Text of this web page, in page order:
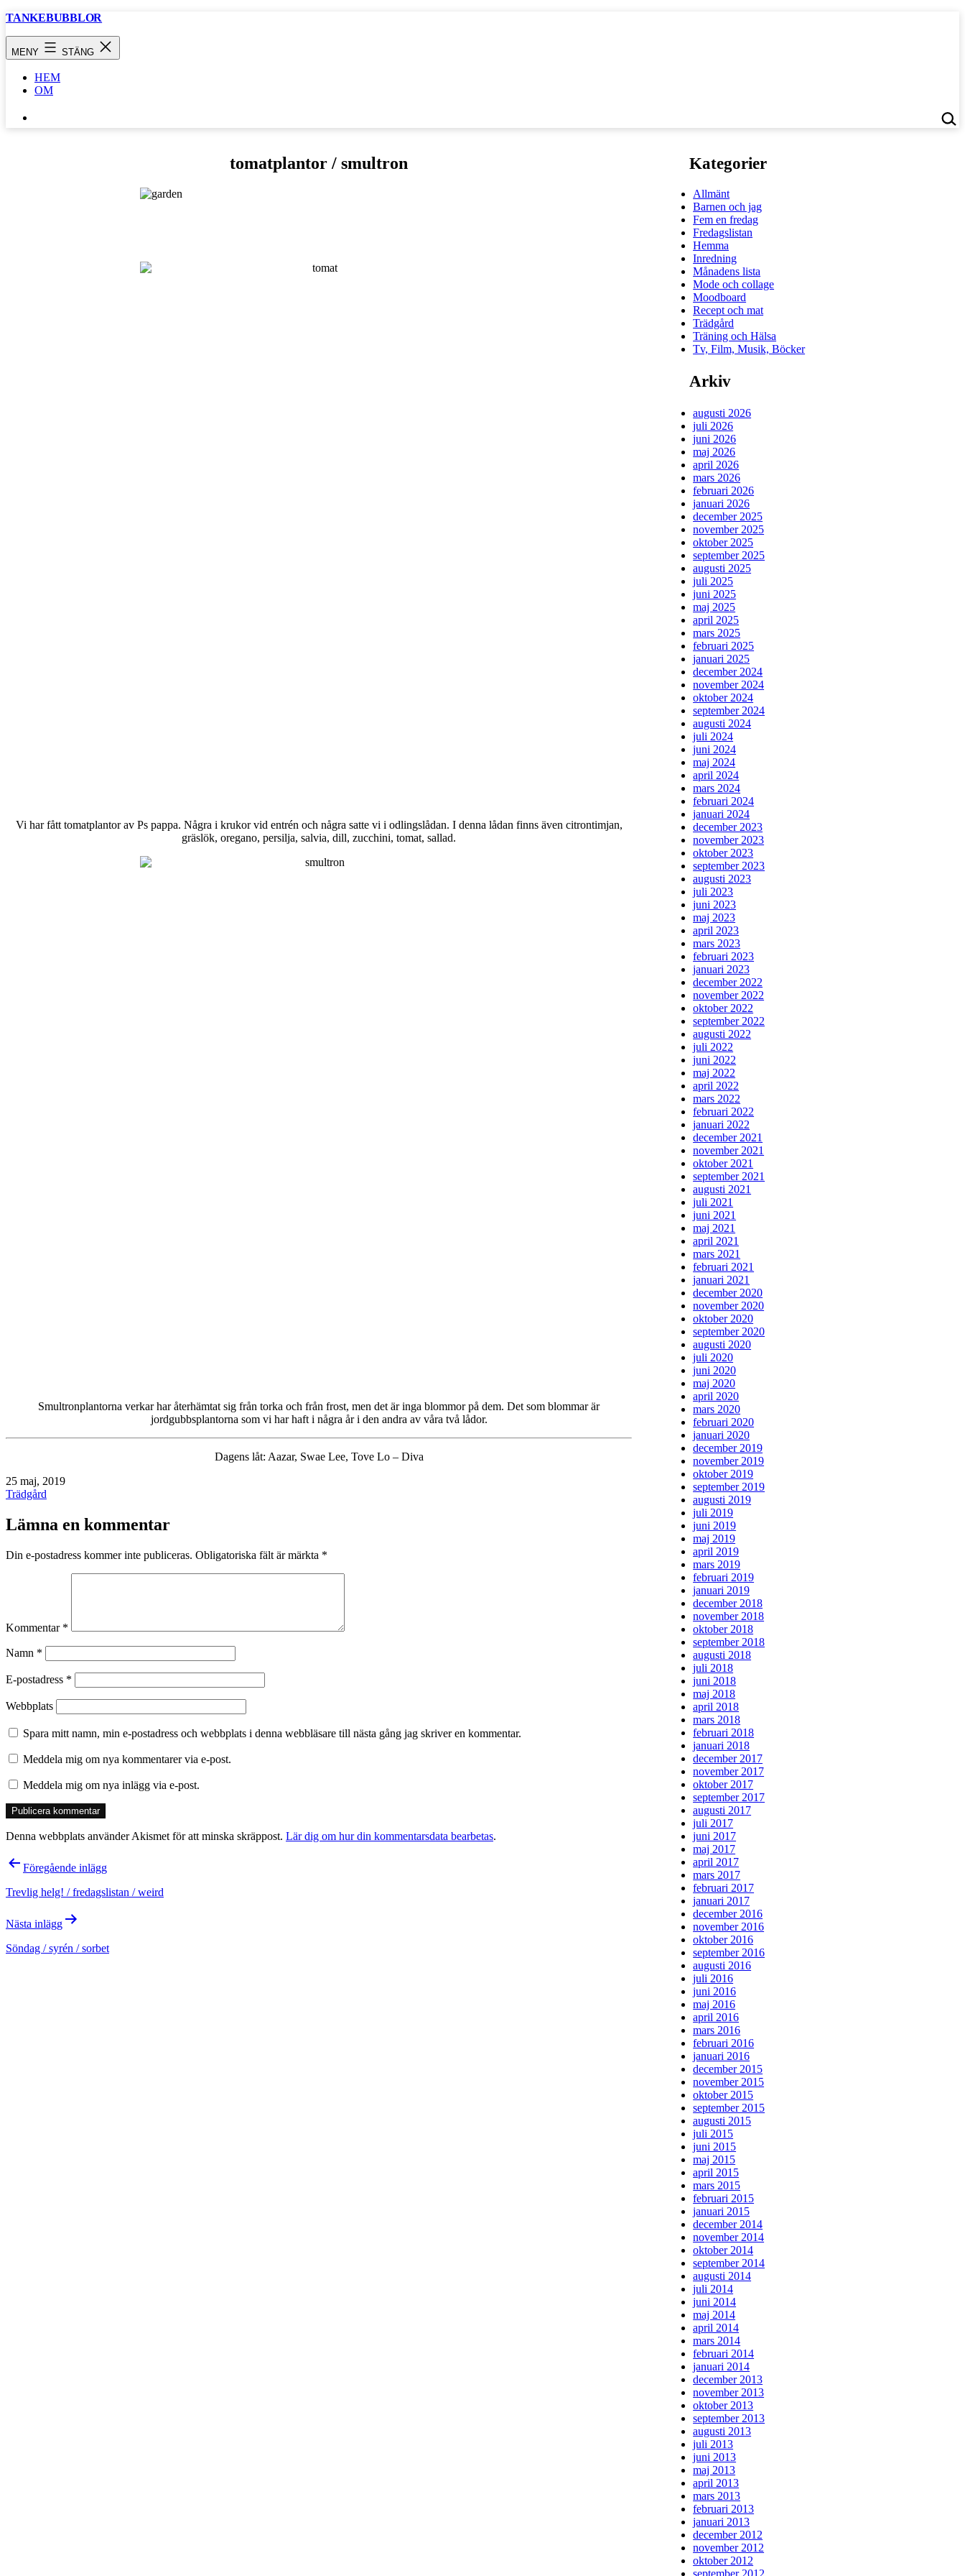
Hoppa
TANKEBUBBLOR
MENY STÄNG
HEM
OM
…
tomatplantor / smultron
Vi har fått tomatplantor av Ps pappa. Några i krukor vid entrén och några satte vi i odlingslådan. I denna lådan finns även citrontimjan,
gräslök, oregano, persilja, salvia, dill, zucchini, tomat, sallad.
Smultronplantorna verkar har återhämtat sig från torka och från frost, men det är inga blommor på dem. Det som blommar är
jordgubbsplantorna som vi har haft i några år i den andra av våra två lådor.
Dagens låt: Aazar, Swae Lee, Tove Lo – Diva
Publicerat
den
25 maj, 2019
Kategoriserat
Trädgård
Lämna en kommentar
Din e-postadress kommer inte publiceras. Obligatoriska fält är märkta *
Kommentar *
Namn *
E-postadress *
Webbplats
Spara mitt namn, min e-postadress och webbplats i denna webbläsare till nästa gång jag skriver en kommentar.
Meddela mig om nya kommentarer via e-post.
Meddela mig om nya inlägg via e-post.
Denna webbplats använder Akismet för att minska skräppost. Lär dig om hur din kommentarsdata bearbetas.
Inläggsnavigering
Föregående inlägg
Trevlig helg! / fredagslistan / weird
Nästa inlägg
Söndag / syrén / sorbet
Kategorier
Allmänt
Barnen och jag
Fem en fredag
Fredagslistan
Hemma
Inredning
Månadens lista
Mode och collage
Moodboard
Recept och mat
Trädgård
Träning och Hälsa
Tv, Film, Musik, Böcker
Arkiv
augusti 2026
juli 2026
juni 2026
maj 2026
april 2026
mars 2026
februari 2026
januari 2026
december 2025
november 2025
oktober 2025
september 2025
augusti 2025
juli 2025
juni 2025
maj 2025
april 2025
mars 2025
februari 2025
januari 2025
december 2024
november 2024
oktober 2024
september 2024
augusti 2024
juli 2024
juni 2024
maj 2024
april 2024
mars 2024
februari 2024
januari 2024
december 2023
november 2023
oktober 2023
september 2023
augusti 2023
juli 2023
juni 2023
maj 2023
april 2023
mars 2023
februari 2023
januari 2023
december 2022
november 2022
oktober 2022
september 2022
augusti 2022
juli 2022
juni 2022
maj 2022
april 2022
mars 2022
februari 2022
januari 2022
december 2021
november 2021
oktober 2021
september 2021
augusti 2021
juli 2021
juni 2021
maj 2021
april 2021
mars 2021
februari 2021
januari 2021
december 2020
november 2020
oktober 2020
september 2020
augusti 2020
juli 2020
juni 2020
maj 2020
april 2020
mars 2020
februari 2020
januari 2020
december 2019
november 2019
oktober 2019
september 2019
augusti 2019
juli 2019
juni 2019
maj 2019
april 2019
mars 2019
februari 2019
januari 2019
december 2018
november 2018
oktober 2018
september 2018
augusti 2018
juli 2018
juni 2018
maj 2018
april 2018
mars 2018
februari 2018
januari 2018
december 2017
november 2017
oktober 2017
september 2017
augusti 2017
juli 2017
juni 2017
maj 2017
april 2017
mars 2017
februari 2017
januari 2017
december 2016
november 2016
oktober 2016
september 2016
augusti 2016
juli 2016
juni 2016
maj 2016
april 2016
mars 2016
februari 2016
januari 2016
december 2015
november 2015
oktober 2015
september 2015
augusti 2015
juli 2015
juni 2015
maj 2015
april 2015
mars 2015
februari 2015
januari 2015
december 2014
november 2014
oktober 2014
september 2014
augusti 2014
juli 2014
juni 2014
maj 2014
april 2014
mars 2014
februari 2014
januari 2014
december 2013
november 2013
oktober 2013
september 2013
augusti 2013
juli 2013
juni 2013
maj 2013
april 2013
mars 2013
februari 2013
januari 2013
december 2012
november 2012
oktober 2012
september 2012